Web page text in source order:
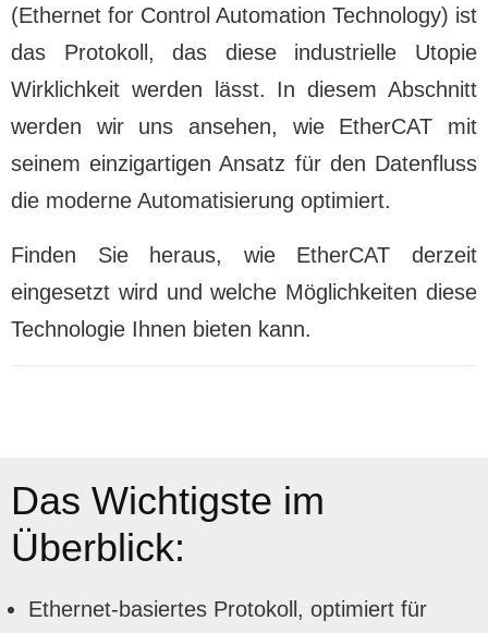
(Ethernet for Control Automation Technology) ist
das Protokoll, das diese industrielle Utopie
Wirklichkeit werden lässt. In diesem Abschnitt
werden wir uns ansehen, wie EtherCAT mit
seinem einzigartigen Ansatz für den Datenfluss
die moderne Automatisierung optimiert.
Finden Sie heraus, wie EtherCAT derzeit
eingesetzt wird und welche Möglichkeiten diese
Technologie Ihnen bieten kann.
Das Wichtigste im
Überblick:
Ethernet-basiertes Protokoll, optimiert für